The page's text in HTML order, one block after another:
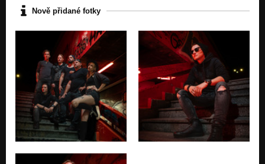
Nově přidané fotky